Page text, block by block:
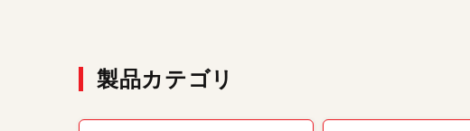
製品カテゴリ